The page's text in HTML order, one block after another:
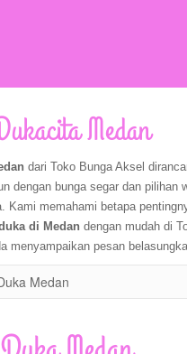
Medan
dari Toko Bunga Aksel
dengan bunga segar dan
Kami memahami betapa
di Medan dengan mudah di
menyampaikan pesan
Medan